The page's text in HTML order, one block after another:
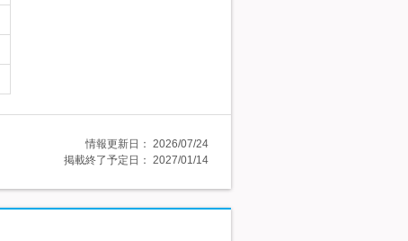
情報更新日： 2026/07/24
掲載終了予定日： 2027/01/14